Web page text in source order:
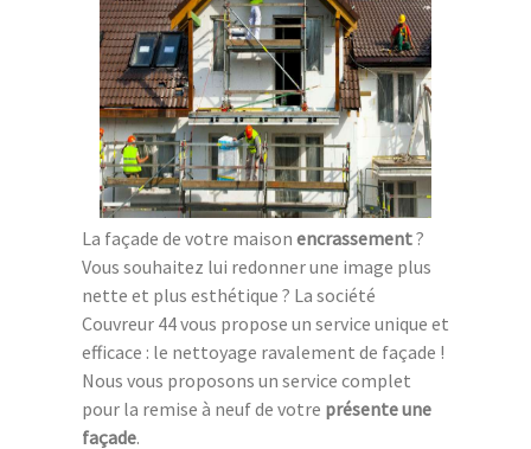
La façade de votre maison encrassement?
Vous souhaitez lui redonner une image plus
nette et plus esthétique ? La société
Couvreur 44 vous propose un service unique et
efficace : le nettoyage ravalement de façade !
Nous vous proposons un service complet
pour la remise à neuf de votre présente une
façade.